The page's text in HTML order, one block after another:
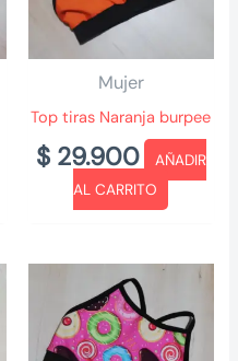
Mujer
Top tiras Naranja burpee
$29.900
AÑADIR
AL CARRITO